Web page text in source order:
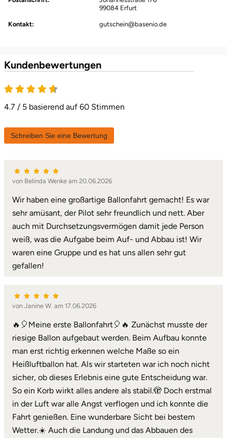
99084 Erfurt
Kontakt: gutschein@basenio.de
Kundenbewertungen
4.7 / 5 basierend auf 60 Stimmen
Schreiben Sie eine Bewertung
von Belinda Wenke am 20.06.2026
Wir haben eine großartige Ballonfahrt gemacht! Es war
sehr amüsant, der Pilot sehr freundlich und nett. Aber
auch mit Durchsetzungsvermögen damit jede Person
weiß, was die Aufgabe beim Auf- und Abbau ist! Wir
waren eine Gruppe und es hat uns allen sehr gut
gefallen!
von Janine W. am 17.06.2026
🔥🎈Meine erste Ballonfahrt🎈🔥 Zunächst musste der
riesige Ballon aufgebaut werden. Beim Aufbau konnte
man erst richtig erkennen welche Maße so ein
Heißluftballon hat. Als wir starteten war ich noch nicht
sicher, ob dieses Erlebnis eine gute Entscheidung war.
So ein Korb wirkt alles andere als stabil.🫣 Doch erstmal
in der Luft war alle Angst verflogen und ich konnte die
Fahrt genießen. Eine wunderbare Sicht bei bestem
Wetter.☀️ Auch die Landung und das Abbauen des